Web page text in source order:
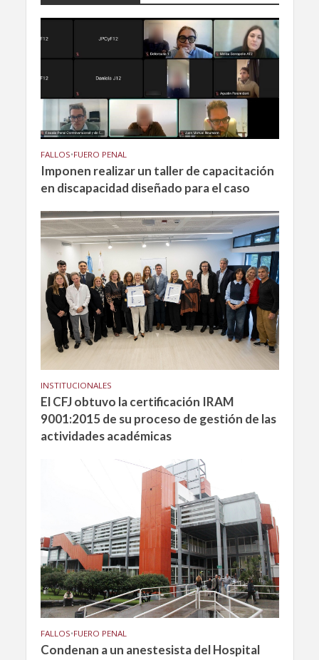
FALLOS•FUERO PENAL
Imponen realizar un taller de capacitación
en discapacidad diseñado para el caso
INSTITUCIONALES
El CFJ obtuvo la certificación IRAM
9001:2015 de su proceso de gestión de las
actividades académicas
FALLOS•FUERO PENAL
Condenan a un anestesista del Hospital